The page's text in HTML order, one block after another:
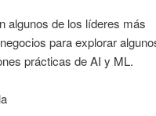
algunos de los líderes más
para explorar
prácticas de AI y ML.